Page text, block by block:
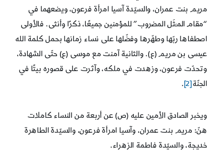
مريم بنت عمران، والسيّدة آسيا امرأة فرعون، ويضعهما في
“مقام المـَثَل المضروب” للمؤمنين جميعًا، ذكرًا وأنثى. فالأولى
اصطفاها ربّها وطهّرها وفضّلها على نساء زمانها بحمل كلمة الله
عيسى بن مريم (ع). والثانية آمنت مع موسى (ع) حتّى الشهادة،
وتحدّت فرعون، وزهدت في ملكه، وآثرت على قصوره بيتًا في
الجنّة [2]
.
ويخبر الصادق الأمين عليه (ص) عن أربعة من النساء كاملات
هنّ: مريم بنت عمران، وآسيا امرأة فرعون، والسيّدة الطاهرة
خديجة، والسيّدة فاطمة الزهراء.